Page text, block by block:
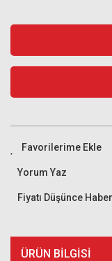
Yorum Yaz
Fiyatı Düşünce
ÜRÜN BILGISI